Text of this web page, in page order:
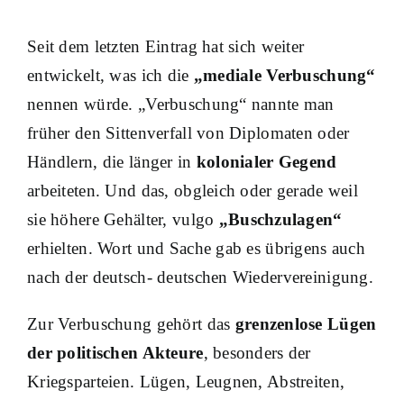
Seit dem letzten Eintrag hat sich weiter
entwickelt, was ich die „mediale Verbuschung“
nennen würde. „Verbuschung“ nannte man
früher den Sittenverfall von Diplomaten oder
Händlern, die länger in kolonialer Gegend
arbeiteten. Und das, obgleich oder gerade weil
sie höhere Gehälter, vulgo „Buschzulagen“
erhielten. Wort und Sache gab es übrigens auch
nach der deutsch- deutschen Wiedervereinigung.
Zur Verbuschung gehört das grenzenlose Lügen
der politischen Akteure, besonders der
Kriegsparteien. Lügen, Leugnen, Abstreiten,